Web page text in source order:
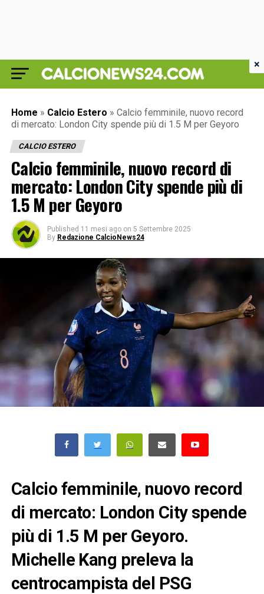
Home » Calcio Estero » Calcio femminile, nuovo record
di mercato: London City spende più di 1.5 M per Geyoro
CALCIO ESTERO
Calcio femminile, nuovo record di
mercato: London City spende più di
1.5 M per Geyoro
Published 11 mesi ago on 5 Settembre 2025
By Redazione CalcioNews24
Calcio femminile, nuovo record
di mercato: London City spende
più di 1.5 M per Geyoro.
Michelle Kang preleva la
centrocampista del PSG
×